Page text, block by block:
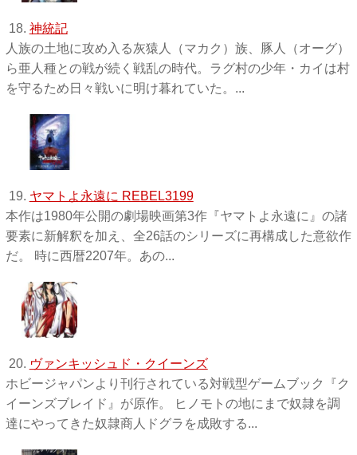
18. 神統記
人族の土地に攻め入る灰猿人（マカク）族、豚人（オーグ）
ら亜人種との戦が続く戦乱の時代。ラグ村の少年・カイは村
を守るため日々戦いに明け暮れていた。...
19. ヤマトよ永遠に REBEL3199
本作は1980年公開の劇場映画第3作『ヤマトよ永遠に』の諸
要素に新解釈を加え、全26話のシリーズに再構成した意欲作
だ。 時に西暦2207年。あの...
20. ヴァンキッシュド・クイーンズ
ホビージャパンより刊行されている対戦型ゲームブック『ク
イーンズブレイド』が原作。 ヒノモトの地にまで奴隷を調
達にやってきた奴隷商人ドグラを成敗する...